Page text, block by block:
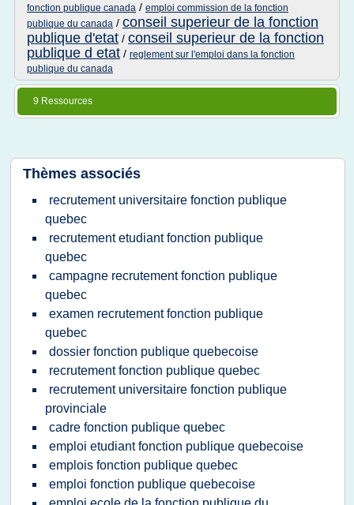
fonction publique canada / emploi commission de la fonction
publique du canada / conseil superieur de la fonction
publique d'etat / conseil superieur de la fonction
publique d etat / reglement sur l'emploi dans la fonction
publique du canada
9 Ressources
Thèmes associés
recrutement universitaire fonction publique
quebec
recrutement etudiant fonction publique
quebec
campagne recrutement fonction publique
quebec
examen recrutement fonction publique
quebec
dossier fonction publique quebecoise
recrutement fonction publique quebec
recrutement universitaire fonction publique
provinciale
cadre fonction publique quebec
emploi etudiant fonction publique quebecoise
emplois fonction publique quebec
emploi fonction publique quebecoise